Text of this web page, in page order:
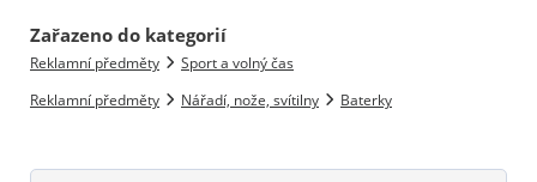
Zařazeno do kategorií
Reklamní předměty
Sport a volný čas
Reklamní předměty
Nářadí, nože, svítilny Baterky